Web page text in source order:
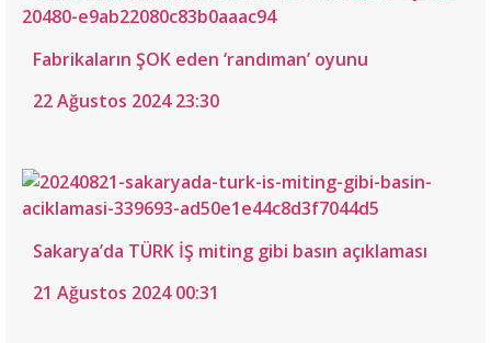
Fabrikaların ŞOK eden ‘randıman’ oyunu
22 Ağustos 2024 23:30
Sakarya’da TÜRK İŞ miting gibi basın açıklaması
21 Ağustos 2024 00:31